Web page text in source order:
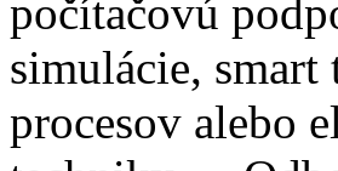
počítačovú
simulácie,
procesov alebo